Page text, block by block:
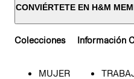
CONVIÉRTETE EN H&M
Colecciones
MUJER
Información